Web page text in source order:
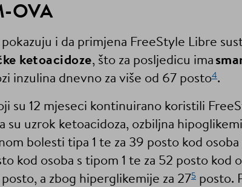
OVA
i da primjena FreeStyle Libre
ketoacidoze, što za posljedicu ima
inzulina dnevno za više od 67 posto4.
su 12 mjeseci kontinuirano koristili
su uzrok ketoacidoza, ozbiljna
bolesti tipa 1 te za 39 posto kod
kod osoba s tipom 1 te za 52 posto
posto, a zbog hiperglikemije za 275 posto.